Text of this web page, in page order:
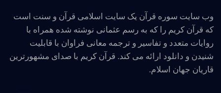
وب سایت سوره قرآن یک سایت اسلامی قرآن و سنت است
که قرآن کریم را که به رسم عثمانی نوشته شده همراه با
روایات متعدد و تفاسیر و ترجمه معانی فراوان با قابلیت
شنیدن و دانلود ارائه می کند. قرآن کریم با صدای مشهورترین
قاریان جهان اسلام.